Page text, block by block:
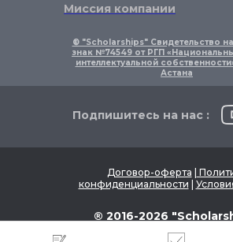
® 2016-2026
Договор-оферта
конфиденциальности
Подпишитесь на нас :
® "Scholarships" Свидетельство
знак №74549 от РГП
интеллектуальной
Астана
Миссия компании